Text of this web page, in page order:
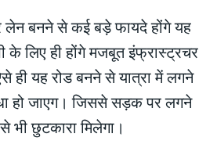
लेन बनने से कई बड़े फायदे होंगे यह
लिए ही होंगे मजबूत इंफ्रास्ट्रचर
ही यह रोड बनने से यात्रा में लगने
हो जाएग। जिससे सड़क पर लगने
भी छुटकारा मिलेगा।